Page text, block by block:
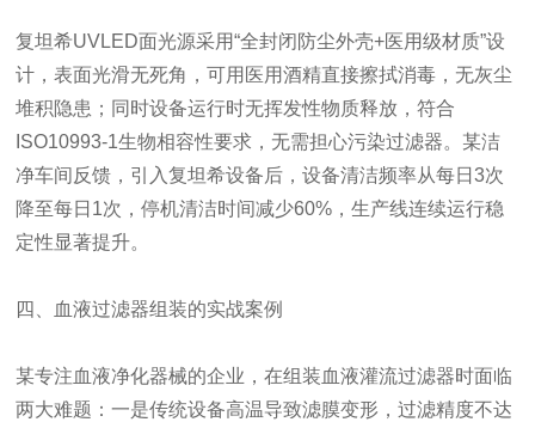
复坦希UVLED面光源采用“全封闭防尘外壳+医用级材质”设
计，表面光滑无死角，可用医用酒精直接擦拭消毒，无灰尘
堆积隐患；同时设备运行时无挥发性物质释放，符合
ISO10993-1生物相容性要求，无需担心污染过滤器。某洁
净车间反馈，引入复坦希设备后，设备清洁频率从每日3次
降至每日1次，停机清洁时间减少60%，生产线连续运行稳
定性显著提升。
四、血液过滤器组装的实战案例
某专注血液净化器械的企业，在组装血液灌流过滤器时面临
两大难题：一是传统设备高温导致滤膜变形，过滤精度不达